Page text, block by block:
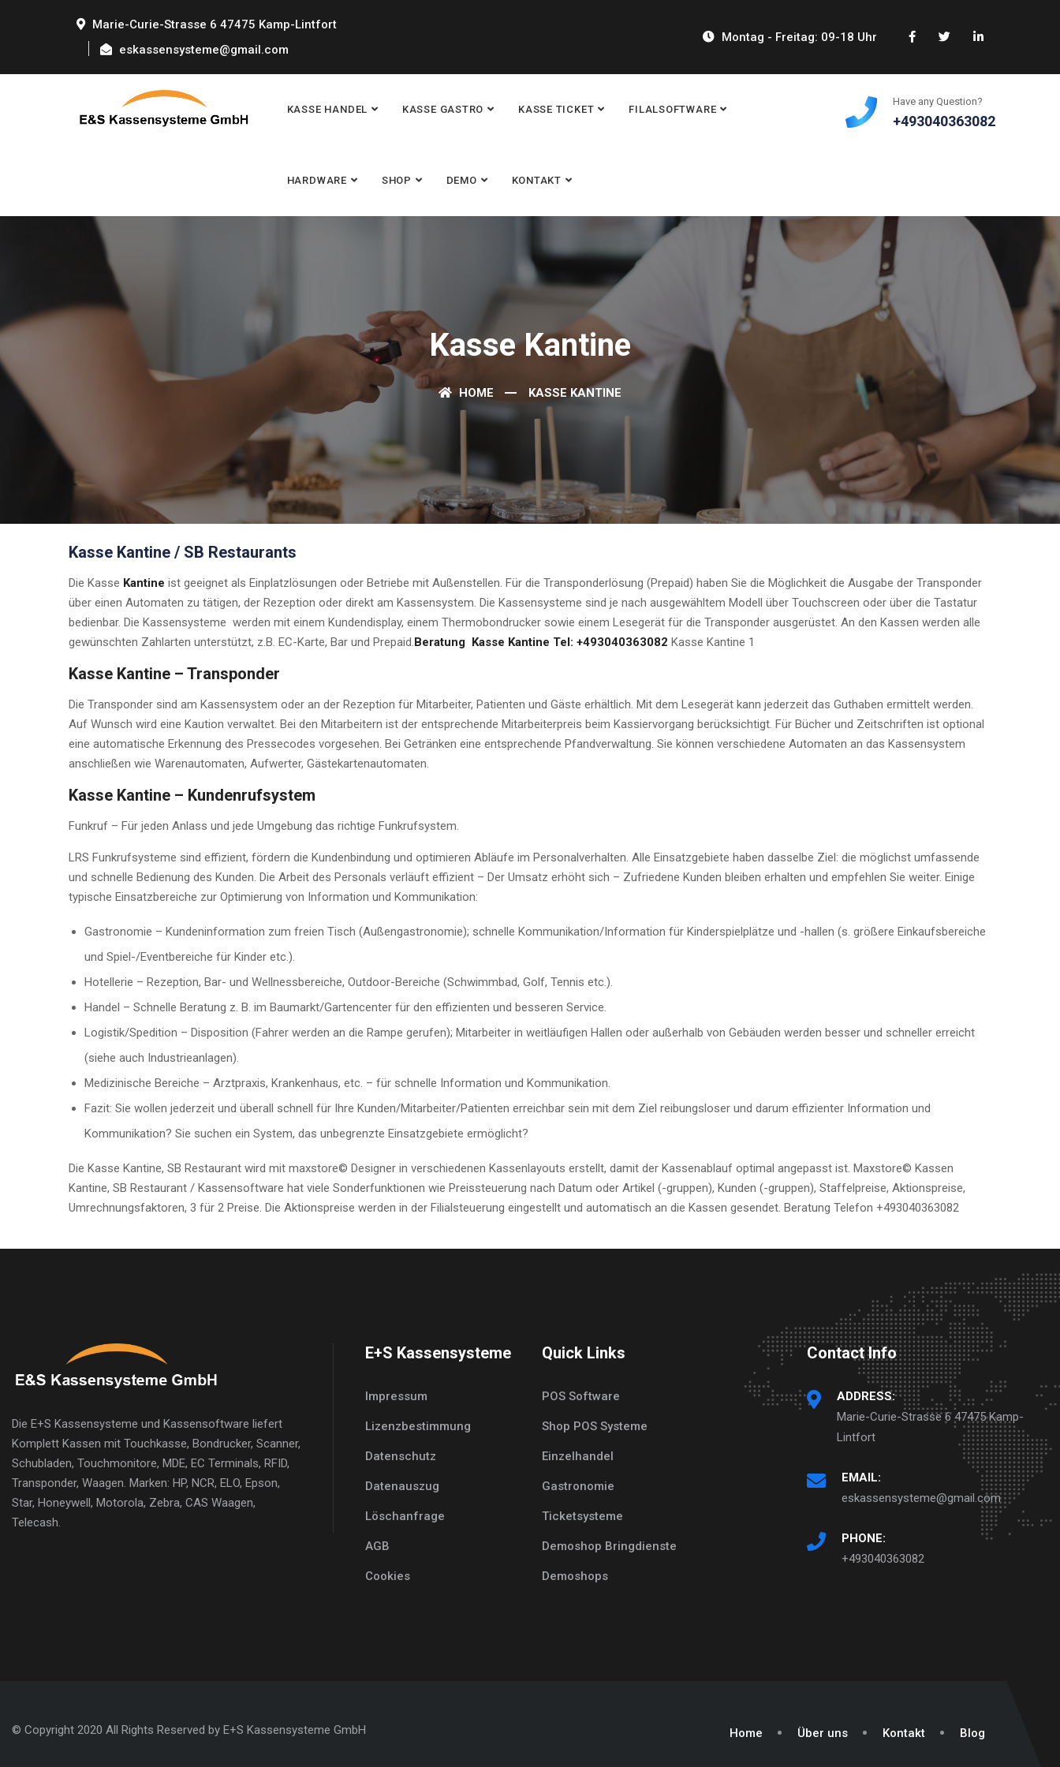
Marie-Curie-Strasse 6 47475 Kamp-Lintfort
eskassensysteme@gmail.com
Montag - Freitag: 09-18 Uhr
Have any Question?
+493040363082
KASSE HANDEL KASSE GASTRO KASSE TICKET FILALSOFTWARE
HARDWARE SHOP DEMO KONTAKT
Kasse Kantine
HOME KASSE KANTINE
Kasse Kantine / SB Restaurants
Die Kasse Kantine ist geeignet als Einplatzlösungen oder Betriebe mit Außenstellen. Für die Transponderlösung (Prepaid) haben Sie die Möglichkeit die Ausgabe der Transponder
über einen Automaten zu tätigen, der Rezeption oder direkt am Kassensystem. Die Kassensysteme sind je nach ausgewähltem Modell über Touchscreen oder über die Tastatur
bedienbar. Die Kassensysteme werden mit einem Kundendisplay, einem Thermobondrucker sowie einem Lesegerät für die Transponder ausgerüstet. An den Kassen werden alle
gewünschten Zahlarten unterstützt, z.B. EC-Karte, Bar und Prepaid.Beratung Kasse Kantine Tel: +493040363082 Kasse Kantine 1
Kasse Kantine – Transponder
Die Transponder sind am Kassensystem oder an der Rezeption für Mitarbeiter, Patienten und Gäste erhältlich. Mit dem Lesegerät kann jederzeit das Guthaben ermittelt werden.
Auf Wunsch wird eine Kaution verwaltet. Bei den Mitarbeitern ist der entsprechende Mitarbeiterpreis beim Kassiervorgang berücksichtigt. Für Bücher und Zeitschriften ist optional
eine automatische Erkennung des Pressecodes vorgesehen. Bei Getränken eine entsprechende Pfandverwaltung. Sie können verschiedene Automaten an das Kassensystem
anschließen wie Warenautomaten, Aufwerter, Gästekartenautomaten.
Kasse Kantine – Kundenrufsystem
Funkruf – Für jeden Anlass und jede Umgebung das richtige Funkrufsystem.
LRS Funkrufsysteme sind effizient, fördern die Kundenbindung und optimieren Abläufe im Personalverhalten. Alle Einsatzgebiete haben dasselbe Ziel: die möglichst umfassende
und schnelle Bedienung des Kunden. Die Arbeit des Personals verläuft effizient – Der Umsatz erhöht sich – Zufriedene Kunden bleiben erhalten und empfehlen Sie weiter. Einige
typische Einsatzbereiche zur Optimierung von Information und Kommunikation:
Gastronomie – Kundeninformation zum freien Tisch (Außengastronomie); schnelle Kommunikation/Information für Kinderspielplätze und -hallen (s. größere Einkaufsbereiche
und Spiel-/Eventbereiche für Kinder etc.).
Hotellerie – Rezeption, Bar- und Wellnessbereiche, Outdoor-Bereiche (Schwimmbad, Golf, Tennis etc.).
Handel – Schnelle Beratung z. B. im Baumarkt/Gartencenter für den effizienten und besseren Service.
Logistik/Spedition – Disposition (Fahrer werden an die Rampe gerufen); Mitarbeiter in weitläufigen Hallen oder außerhalb von Gebäuden werden besser und schneller erreicht
(siehe auch Industrieanlagen).
Medizinische Bereiche – Arztpraxis, Krankenhaus, etc. – für schnelle Information und Kommunikation.
Fazit: Sie wollen jederzeit und überall schnell für Ihre Kunden/Mitarbeiter/Patienten erreichbar sein mit dem Ziel reibungsloser und darum effizienter Information und
Kommunikation? Sie suchen ein System, das unbegrenzte Einsatzgebiete ermöglicht?
Die Kasse Kantine, SB Restaurant wird mit maxstore© Designer in verschiedenen Kassenlayouts erstellt, damit der Kassenablauf optimal angepasst ist. Maxstore© Kassen
Kantine, SB Restaurant / Kassensoftware hat viele Sonderfunktionen wie Preissteuerung nach Datum oder Artikel (-gruppen), Kunden (-gruppen), Staffelpreise, Aktionspreise,
Umrechnungsfaktoren, 3 für 2 Preise. Die Aktionspreise werden in der Filialsteuerung eingestellt und automatisch an die Kassen gesendet. Beratung Telefon +493040363082
Die E+S Kassensysteme und Kassensoftware liefert
Komplett Kassen mit Touchkasse, Bondrucker, Scanner,
Schubladen, Touchmonitore, MDE, EC Terminals, RFID,
Transponder, Waagen. Marken: HP, NCR, ELO, Epson,
Star, Honeywell, Motorola, Zebra, CAS Waagen,
Telecash.
E+S Kassensysteme
Impressum
Lizenzbestimmung
Datenschutz
Datenauszug
Löschanfrage
AGB
Cookies
Quick Links
POS Software
Shop POS Systeme
Einzelhandel
Gastronomie
Ticketsysteme
Demoshop Bringdienste
Demoshops
Contact Info
ADDRESS:
Marie-Curie-Strasse 6 47475 Kamp-
Lintfort
EMAIL:
eskassensysteme@gmail.com
PHONE:
+493040363082
© Copyright 2020 All Rights Reserved by E+S Kassensysteme GmbH Home Über uns Kontakt Blog